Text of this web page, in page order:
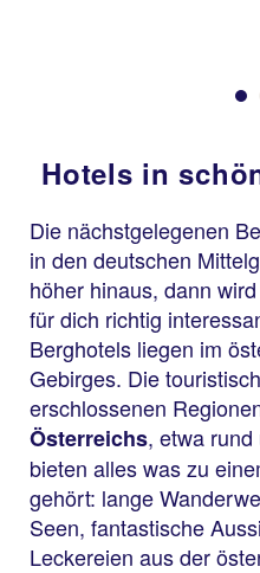
Hotels in
Die nächstgelegenen
in den deutschen
höher hinaus, dann
für dich richtig
Berghotels liegen im
Gebirges. Die
erschlossenen
Österreichs, etwa
bieten alles was zu
gehört: lange
Seen, fantastische
Leckereien aus der